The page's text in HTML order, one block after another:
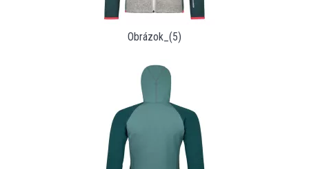
Obrázok_(5)